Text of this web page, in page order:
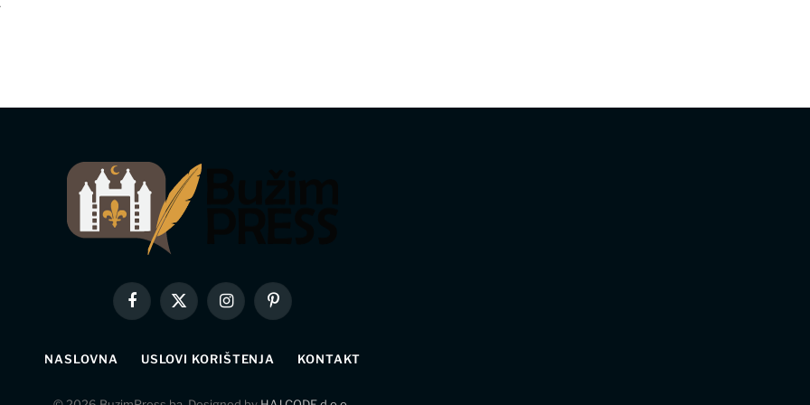
Facebook
X
(Twitter)
InstagramPinterest
NASLOVNA USLOVI KORIŠTENJA KONTAKT